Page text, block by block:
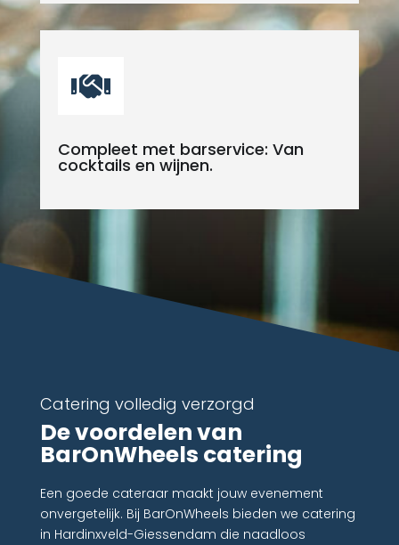

Compleet met barservice: Van
cocktails en wijnen.
Catering volledig verzorgd
De voordelen van
BarOnWheels catering
Een goede cateraar maakt jouw evenement
onvergetelijk. Bij BarOnWheels bieden we catering
in Hardinxveld-Giessendam die naadloos